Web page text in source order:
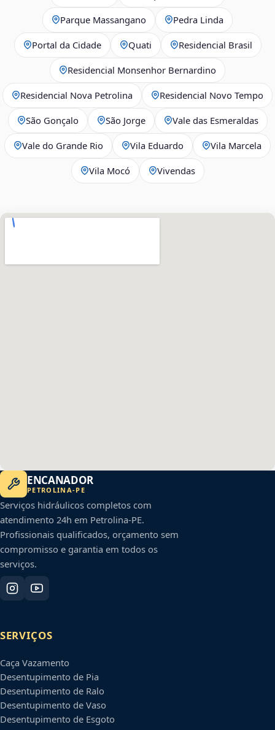
Parque Massangano Pedra Linda
Portal da Cidade Quati Residencial Brasil
Residencial Monsenhor Bernardino
Residencial Nova Petrolina Residencial Novo Tempo
São Gonçalo São Jorge Vale das Esmeraldas
Vale do Grande Rio Vila Eduardo Vila Marcela
Vila Mocó Vivendas
ENCANADOR
PETROLINA-PE
Serviços hidráulicos completos com
atendimento 24h em Petrolina-PE.
Profissionais qualificados, orçamento sem
compromisso e garantia em todos os
serviços.
SERVIÇOS
Caça Vazamento
Desentupimento de Pia
Desentupimento de Ralo
Desentupimento de Vaso
Desentupimento de Esgoto